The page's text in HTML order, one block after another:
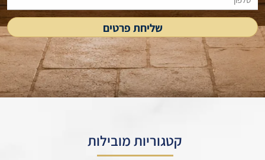
קטגוריות מובילות